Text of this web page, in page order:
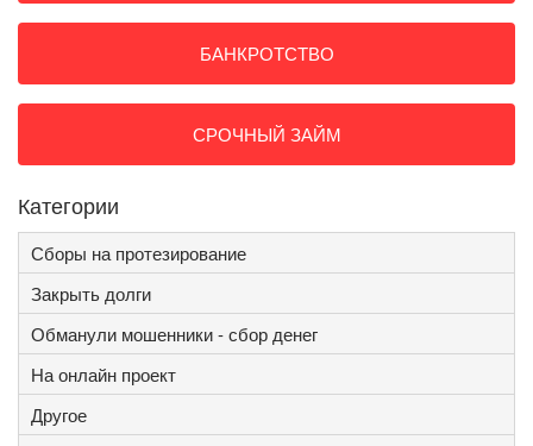
БАНКРОТСТВО
СРОЧНЫЙ ЗАЙМ
Категории
Сборы на протезирование
Закрыть долги
Обманули мошенники - сбор денег
На онлайн проект
Другое